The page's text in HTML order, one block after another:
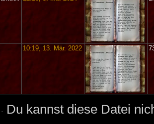
10:19, 13. Mär. 2022
Du kannst diese Datei